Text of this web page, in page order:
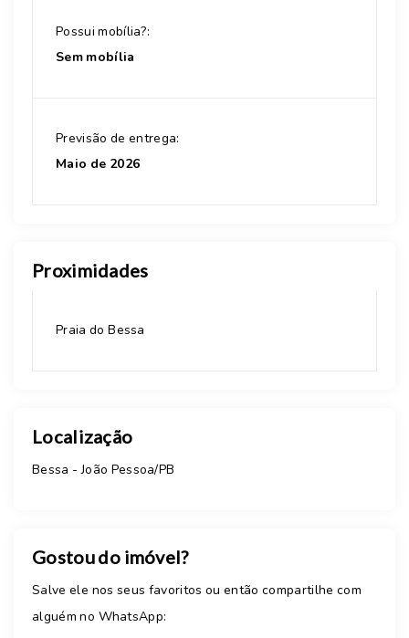
Possui mobília?:
Sem mobília
Previsão de entrega:
Maio de 2026
Proximidades
Praia do Bessa
Localização
Bessa - João Pessoa/PB
Gostou do imóvel?
Salve ele nos seus favoritos ou então compartilhe com
alguém no WhatsApp: